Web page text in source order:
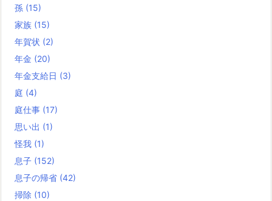
孫 (15)
家族 (15)
年賀状 (2)
年金 (20)
年金支給日 (3)
庭 (4)
庭仕事 (17)
思い出 (1)
怪我 (1)
息子 (152)
息子の帰省 (42)
掃除 (10)